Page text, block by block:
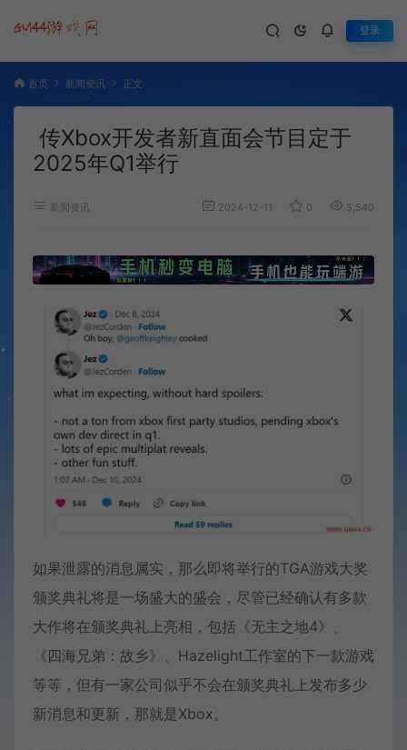
登录
首页 新闻资讯 正文
传Xbox开发者新直面会节目定于
2025年Q1举行
新闻资讯 2024-12-11 0 5,540
如果泄露的消息属实，那么即将举行的TGA游戏大奖
颁奖典礼将是一场盛大的盛会，尽管已经确认有多款
大作将在颁奖典礼上亮相，包括《无主之地4》、
《四海兄弟：故乡》、Hazelight工作室的下一款游戏
等等，但有一家公司似乎不会在颁奖典礼上发布多少
新消息和更新，那就是Xbox。